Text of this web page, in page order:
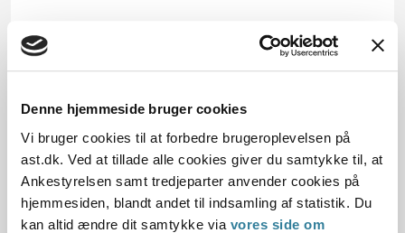
Denne hjemmeside bruger cookies
Vi bruger cookies til at forbedre brugeroplevelsen på
ast.dk. Ved at tillade alle cookies giver du samtykke til, at
Ankestyrelsen samt tredjeparter anvender cookies på
hjemmesiden, blandt andet til indsamling af statistik. Du
kan altid ændre dit samtykke via vores side om
Denne principafgørelse er kasseret den 3. november
2016, da den er erstattet af principafgørelse 70-16.
§ 129 § 9c § 9a § 38 § 128 § 125 § 55
380043-00